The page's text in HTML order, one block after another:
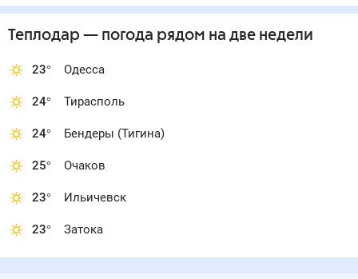
Теплодар — погода рядом на две недели
23° Одесса
24° Тирасполь
24° Бендеры (Тигина)
25° Очаков
23° Ильичевск
23° Затока